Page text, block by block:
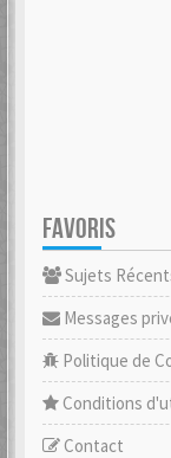
FAVORIS
Sujets
Messages
Politique de
Conditions
Contact